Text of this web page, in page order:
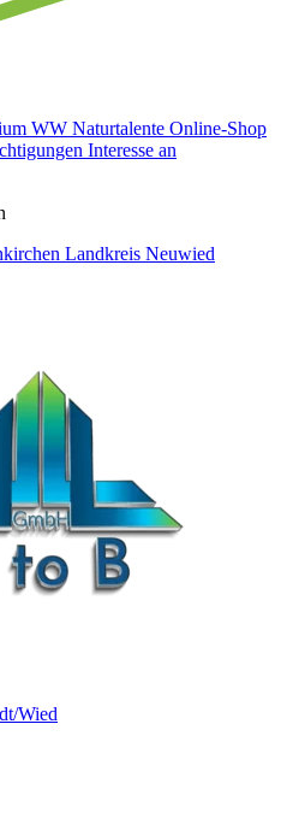
WW Naturtalente Online-Shop
Interesse an
Landkreis Neuwied
Wied